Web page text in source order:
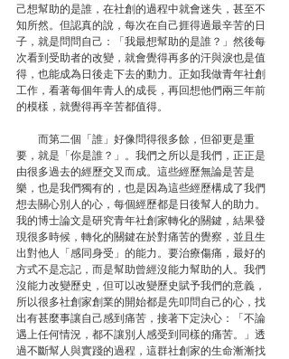
己想幫助的是誰，在社創的過程中就會迷失，甚至不
知所然。但認真的說，每次在自己捱得過最辛苦的日
子，就是問問自己：「我最想幫助的是誰？」然後每
次看到受助者的改變，就會覺得再多的汗與淚也是值
得，也能成為日後走下去的動力。正如我做青年社創
工作，看著每個年青人的成長，再回想他們兩三年前
的模樣，就覺得再辛苦都值得。
而第二個「誰」好像問得很多餘，但卻更是重
要，就是「你是誰？」。我們之所以是我們，正正是
由很多過去的經歷交叉而成。這些經歷無論是苦是
樂，也是我們獨有的，也是因為這些經歷構成了我們
想去關心別人的心，每個經歷都是日後幫人的助力。
我的博士論文是研究青年社創家轉化的關鍵，結果發
現很多時候，轉化的關鍵在於對痛苦的覺察，並且生
出對他人「感同身受」的能力。要治療傷痛，最好的
方式不是忘記，而是幫助曾經沒能力幫助的人。我們
沒能力改變歷史，但可以改變歷史賦予我們的意義，
所以很多社創家創業的開始都是先叩問自己的心，找
出有甚麼事讓自己感到痛苦，接著下定決心：「不論
遇上任何情況，都不讓別人感受到同樣的痛苦。」透
過不斷幫人與實踐的過程，這群社創家的生命漸漸找